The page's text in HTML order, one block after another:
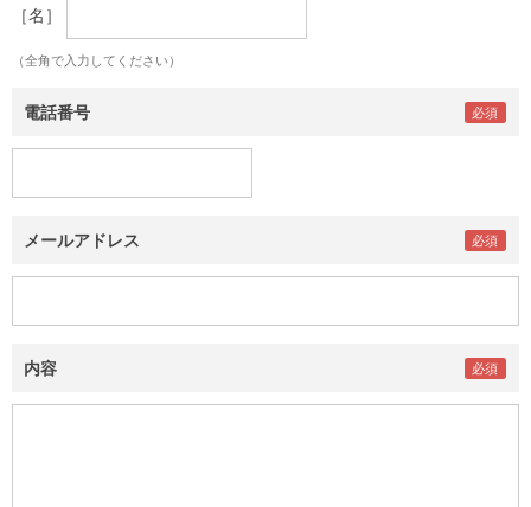
［名］
（全角で入力してください）
電話番号
メールアドレス
内容